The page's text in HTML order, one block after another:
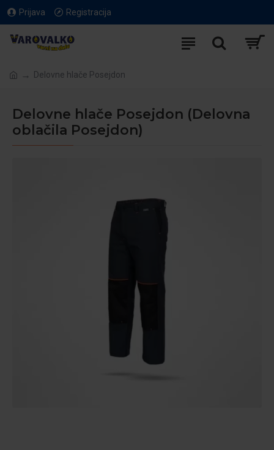
Prijava Registracija
Delovne hlače Posejdon
Delovne hlače Posejdon (Delovna
oblačila Posejdon)